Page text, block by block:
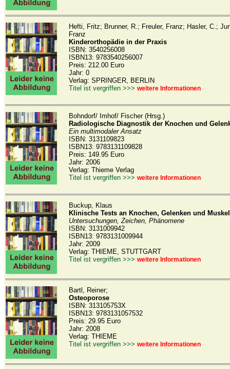
Hefti, Fritz; Brunner, R.; Freuler, Franz; Hasler, C.;
Franz
Kinderorthopädie in der Praxis
ISBN: 3540256008
ISBN13: 9783540256007
Preis: 212.00 Euro
Jahr: 0
Verlag: SPRINGER, BERLIN
Titel ist vergriffen >>> weitere Informationen
Bohndorf/ Imhof/ Fischer (Hrsg.)
Radiologische Diagnostik der Knochen und
Ein multimodaler Ansatz
ISBN: 3131109823
ISBN13: 9783131109828
Preis: 149.95 Euro
Jahr: 2006
Verlag: Thieme Verlag
Titel ist vergriffen >>> weitere Informationen
Buckup, Klaus
Klinische Tests an Knochen, Gelenken und
Untersuchungen, Zeichen, Phänomene
ISBN: 3131009942
ISBN13: 9783131009944
Jahr: 2009
Verlag: THIEME, STUTTGART
Titel ist vergriffen >>> weitere Informationen
Bartl, Reiner;
Osteoporose
ISBN: 313105753X
ISBN13: 9783131057532
Preis: 29.95 Euro
Jahr: 2008
Verlag: THIEME
Titel ist vergriffen >>> weitere Informationen